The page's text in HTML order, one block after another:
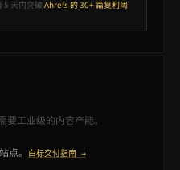
天内突破Ahrefs 的 30+ 篇复利阈
工业级的内容产能。
点。 白标交付指南 →